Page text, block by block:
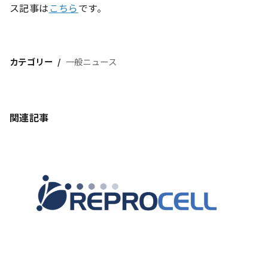
ス記事は こちらです。
カテゴリー 一般ニュース
関連記事